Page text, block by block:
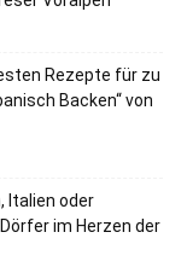
Rezepte für zu
Backen“ von
Italien oder
im Herzen der